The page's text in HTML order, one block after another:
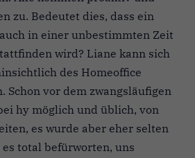
zu. Bedeutet dies, dass ein
in einer unbestimmten Zeit
wird? Liane kann sich
des Homeoffice
Schon vor dem zwangsläufigen
hy möglich und üblich, von
es wurde aber eher selten
total befürworten, uns